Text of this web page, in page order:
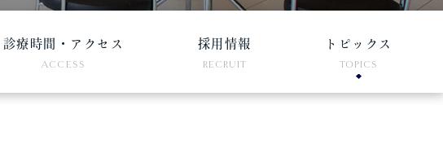
診療時間・アクセス
ACCESS
採用情報
RECRUIT
トピックス
TOPICS